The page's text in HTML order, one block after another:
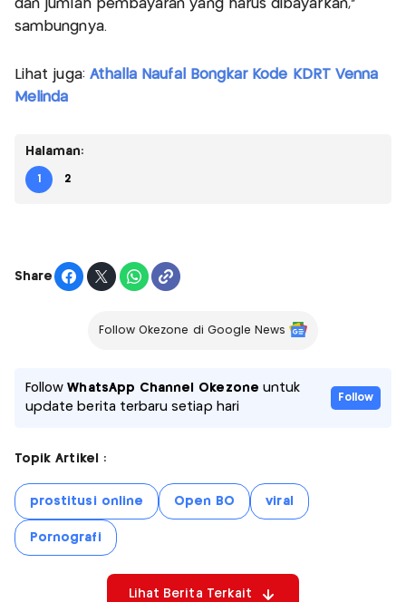
dan jumlah pembayaran yang harus dibayarkan,"
sambungnya.
Lihat juga: Athalla Naufal Bongkar Kode KDRT Venna
Melinda
Halaman:
1 2
Share
Follow Okezone di Google News
FollowWhatsApp Channel Okezone untuk
update berita terbaru setiap hari
Follow
Topik Artikel :
prostitusi online Open BO viral
Pornografi
Lihat Berita Terkait